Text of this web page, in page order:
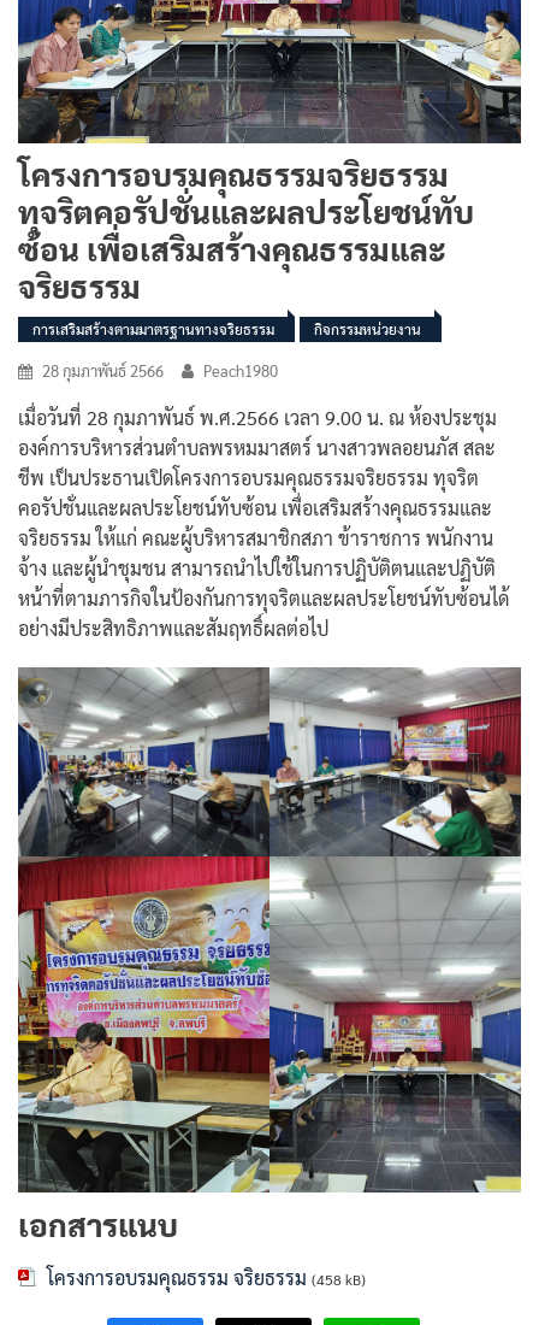
โครงการอบรมคุณธรรมจริยธรรม
ทุจริตคอรัปชั่นและผลประโยชน์ทับ
ซ้อน เพื่อเสริมสร้างคุณธรรมและ
จริยธรรม
การเสริมสร้างตามมาตรฐานทางจริยธรรม กิจกรรมหน่วยงาน
28 กุมภาพันธ์ 2566 Peach1980
เมื่อวันที่ 28 กุมภาพันธ์ พ.ศ.2566 เวลา 9.00 น. ณ ห้องประชุม
องค์การบริหารส่วนตำบลพรหมมาสตร์ นางสาวพลอยนภัส สละ
ชีพ เป็นประธานเปิดโครงการอบรมคุณธรรมจริยธรรม ทุจริต
คอรัปชั่นและผลประโยชน์ทับซ้อน เพื่อเสริมสร้างคุณธรรมและ
จริยธรรม ให้แก่ คณะผู้บริหารสมาชิกสภา ข้าราชการ พนักงาน
จ้าง และผู้นำชุมชน สามารถนำไปใช้ในการปฏิบัติตนและปฏิบัติ
หน้าที่ตามภารกิจในป้องกันการทุจริตและผลประโยชน์ทับซ้อนได้
อย่างมีประสิทธิภาพและสัมฤทธิ์ผลต่อไป
เอกสารแนบ
โครงการอบรมคุณธรรม จริยธรรม (458 kB)